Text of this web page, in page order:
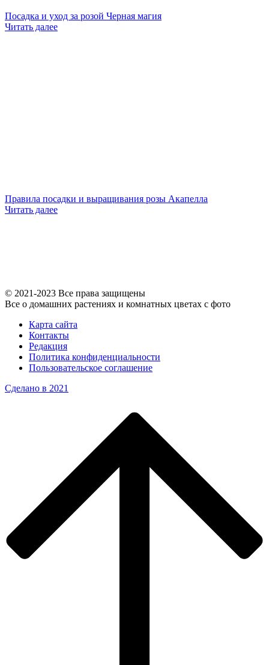
Посадка и уход за розой Черная магия
Читать далее
Правила посадки и выращивания розы Акапелла
Читать далее
© 2021-2023 Все права защищены
Все о домашних растениях и комнатных цветах с фото
Карта сайта
Контакты
Редакция
Политика конфиденциальности
Пользовательское соглашение
Сделано в 2021